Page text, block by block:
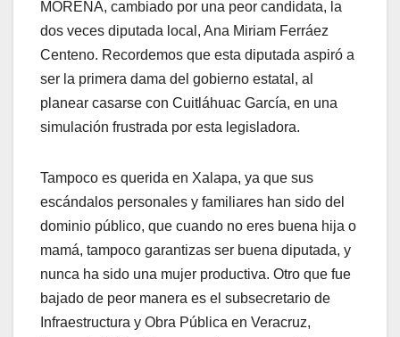
MORENA, cambiado por una peor candidata, la
dos veces diputada local, Ana Miriam Ferráez
Centeno. Recordemos que esta diputada aspiró a
ser la primera dama del gobierno estatal, al
planear casarse con Cuitláhuac García, en una
simulación frustrada por esta legisladora.
Tampoco es querida en Xalapa, ya que sus
escándalos personales y familiares han sido del
dominio público, que cuando no eres buena hija o
mamá, tampoco garantizas ser buena diputada, y
nunca ha sido una mujer productiva. Otro que fue
bajado de peor manera es el subsecretario de
Infraestructura y Obra Pública en Veracruz,